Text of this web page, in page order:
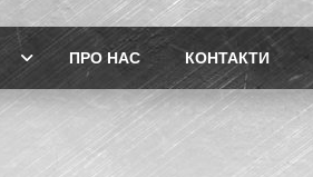
ПРО НАС КОНТАКТИ